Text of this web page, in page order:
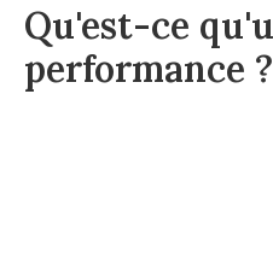
Qu'est-ce
performance ?